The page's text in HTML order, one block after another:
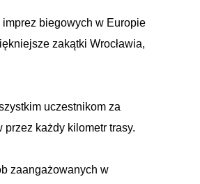
imprez biegowych w Europie
zakątki Wrocławia,
uczestnikom za
każdy kilometr trasy.
zaangażowanych w